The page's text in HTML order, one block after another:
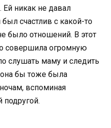
Ей никак не давал
счастлив с какой-то
было отношений. В этот
совершила огромную
слушать маму и следить
бы тоже была
вспоминая